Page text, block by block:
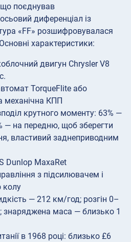
поєднував
диференціал із
«FF» розшифровувалася
характеристики:
двигун Chrysler V8
TorqueFlite або
механічна КПП
крутного моменту: 63% —
— на передню, щоб зберегти
властивий заднеприводним
Dunlop MaxaRet
з підсилювачем і
колу
— 212 км/год; розгін 0–
знаряджена маса — близько 1
в 1968 році: близько £6